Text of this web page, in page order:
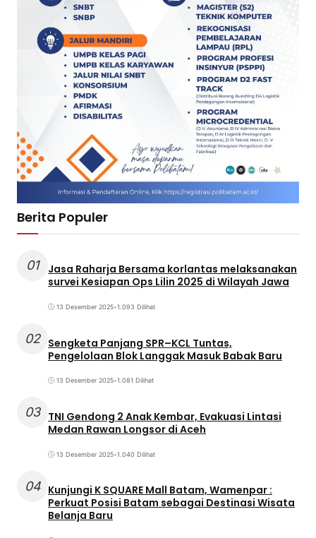
Berita Populer
01
Jasa Raharja Bersama korlantas melaksanakan
survei Kesiapan Ops Lilin 2025 di Wilayah Jawa
13 Desember 2025•1.093 Dilihat
02 Sengketa Panjang SPR–KCL Tuntas,
Pengelolaan Blok Langgak Masuk Babak Baru
13 Desember 2025•1.081 Dilihat
03 TNI Gendong 2 Anak Kembar, Evakuasi Lintasi
Medan Rawan Longsor di Aceh
13 Desember 2025•1.040 Dilihat
04 Kunjungi K SQUARE Mall Batam, Wamenpar :
Perkuat Posisi Batam sebagai Destinasi Wisata
Belanja Baru